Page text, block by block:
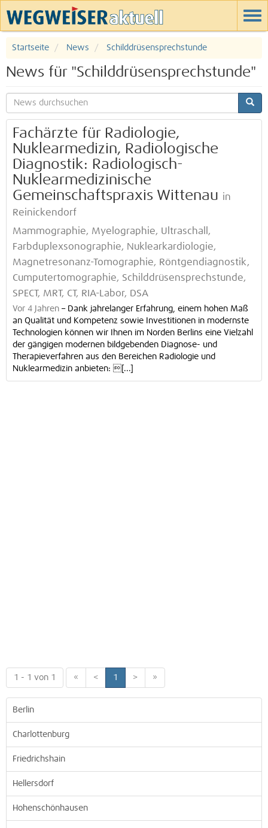
Startseite News Schilddrüsensprechstunde
News für "Schilddrüsensprechstunde"
Fachärzte für Radiologie,
Nuklearmedizin, Radiologische
Diagnostik: Radiologisch-
Nuklearmedizinische
Gemeinschaftspraxis Wittenau in
Reinickendorf
Mammographie, Myelographie, Ultraschall,
Farbduplexsonographie, Nuklearkardiologie,
Magnetresonanz-Tomographie, Röntgendiagnostik,
Cumputertomographie, Schilddrüsensprechstunde,
SPECT, MRT, CT, RIA-Labor, DSA
Vor 4 Jahren – Dank jahrelanger Erfahrung, einem hohen Maß
an Qualität und Kompetenz sowie Investitionen in modernste
Technologien können wir Ihnen im Norden Berlins eine Vielzahl
der gängigen modernen bildgebenden Diagnose- und
Therapieverfahren aus den Bereichen Radiologie und
Nuklearmedizin anbieten: [...]
1 - 1 von 1 « < 1 > »
Berlin
Charlottenburg
Friedrichshain
Hellersdorf
Hohenschönhausen